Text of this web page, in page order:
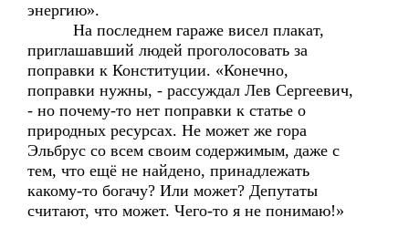
энергию».
На последнем гараже висел плакат,
приглашавший людей проголосовать за
поправки к Конституции. «Конечно,
поправки нужны, - рассуждал Лев Сергеевич,
- но почему-то нет поправки к статье о
природных ресурсах. Не может же гора
Эльбрус со всем своим содержимым, даже с
тем, что ещё не найдено, принадлежать
какому-то богачу? Или может? Депутаты
считают, что может. Чего-то я не понимаю!»